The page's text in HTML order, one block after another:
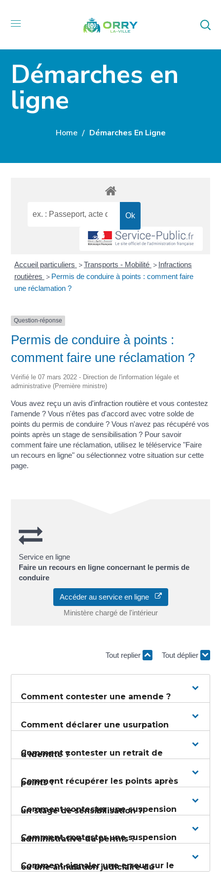
Démarches en
ligne
Home Démarches En Ligne
Accueil particuliers >Transports - Mobilité > Infractions
routières > Permis de conduire à points : comment faire
une réclamation ?
Question-réponse
Permis de conduire à points :
comment faire une réclamation ?
Vérifié le 07 mars 2022 - Direction de l'information légale et
administrative (Première ministre)
Vous avez reçu un avis d'infraction routière et vous contestez
l'amende ? Vous n'êtes pas d'accord avec votre solde de
points du permis de conduire ? Vous n'avez pas récupéré vos
points après un stage de sensibilisation ? Pour savoir
comment faire une réclamation, utilisez le téléservice "Faire
un recours en ligne" ou sélectionnez votre situation sur cette
page.
Service en ligne
Faire un recours en ligne concernant le permis de
conduire
Accéder au service en ligne
Ministère chargé de l'intérieur
Tout replier Tout déplier
Comment contester une amende ?
Comment déclarer une usurpation
d'identité ?
Comment contester un retrait de
points ?
Comment récupérer les points après
un stage de sensibilisation ?
Comment contester une suspension
administrative du permis ?
Comment contester une suspension
ou une annulation judiciaire du
Comment signaler une erreur sur le